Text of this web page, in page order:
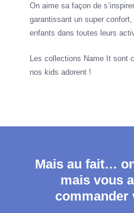
On aime sa façon de
garantissant un super
enfants dans toutes leurs
Les collections Name It sont
nos kids adorent !
Mais au fait…
mais vous
commander